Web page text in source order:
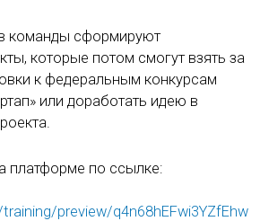
команды сформируют
которые потом смогут взять за
к федеральным конкурсам
или доработать идею в
платформе по ссылке:
preview/q4n68hEFwi3YZfEhw